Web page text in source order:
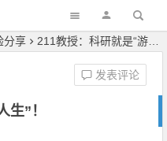
分享 211教授：科研就是“游戏人生”！
生”！
发表评论